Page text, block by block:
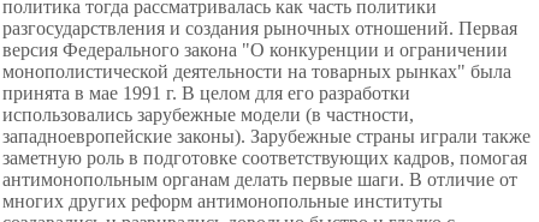
политика тогда рассматривалась как часть политики
разгосударствления и создания рыночных отношений. Первая
версия Федерального закона "О конкуренции и ограничении
монополистической деятельности на товарных рынках" была
принята в мае 1991 г. В целом для его разработки
использовались зарубежные модели (в частности,
западноевропейские законы). Зарубежные страны играли также
заметную роль в подготовке соответствующих кадров, помогая
антимонопольным органам делать первые шаги. В отличие от
многих других реформ антимонопольные институты